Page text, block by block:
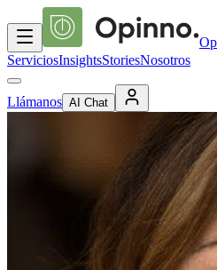
ServiciosInsightsStoriesNosotros
Llámanos AI Chat